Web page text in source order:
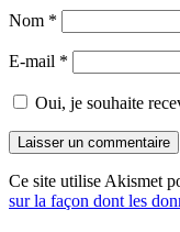
Nom *
E-mail *
Oui, je souhaite
Ce site utilise Akismet
sur la façon dont les